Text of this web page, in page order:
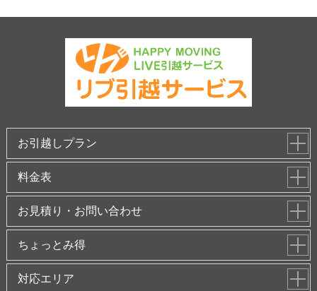
お引越しプラン
料金表
お見積り・お問い合わせ
ちょっとみ得
対応エリア